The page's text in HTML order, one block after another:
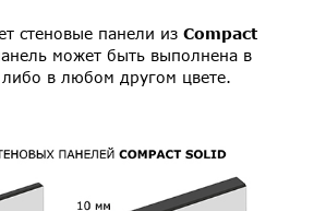
стеновые панели из Compact
может быть выполнена в
в любом другом цвете.